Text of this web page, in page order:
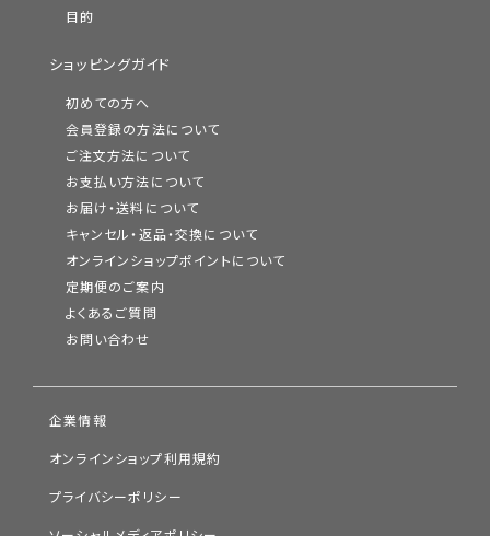
目的
ショッピングガイド
初めての方へ
会員登録の方法について
ご注文方法について
お支払い方法について
お届け・送料について
キャンセル・返品・交換について
オンラインショップポイントについて
定期便のご案内
よくあるご質問
お問い合わせ
企業情報
オンラインショップ利用規約
プライバシーポリシー